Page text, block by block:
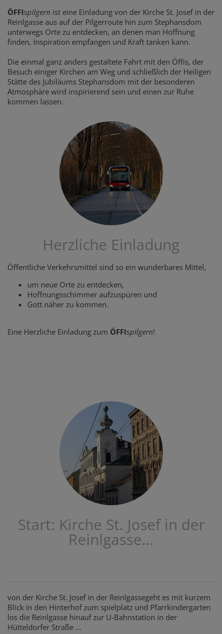
ÖFFIspilgern ist eine Einladung von der Kirche St. Josef in der
Reinlgasse aus auf der Pilgerroute hin zum Stephansdom
unterwegs Orte zu entdecken, an denen man Hoffnung
finden, Inspiration empfangen und Kraft tanken kann.
Die einmal ganz anders gestaltete Fahrt mit den Öffis, der
Besuch einiger Kirchen am Weg und schließlich der Heiligen
Stätte des Jubiläums Stephansdom mit der besonderen
Atmosphäre wird inspirierend sein und einen zur Ruhe
kommen lassen.
Herzliche Einladung
Öffentliche Verkehrsmittel sind so ein wunderbares Mittel,
um neue Orte zu entdecken,
Hoffnungsschimmer aufzuspüren und
Gott näher zu kommen.
Eine Herzliche Einladung zum ÖFFIspilgern!
Start: Kirche St. Josef in der
Reinlgasse...
von der Kirche St. Josef in der Reinlgassegeht es mit kurzem
Blick in den Hinterhof zum spielplatz und Pfarrkindergarten
los die Reinlgasse hinauf zur U-Bahnstation in der
Hütteldorfer Straße ...